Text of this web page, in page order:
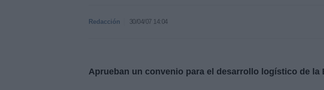
Redacción 30/04/07 14:04
Aprueban un convenio para el desarrollo logístico de la